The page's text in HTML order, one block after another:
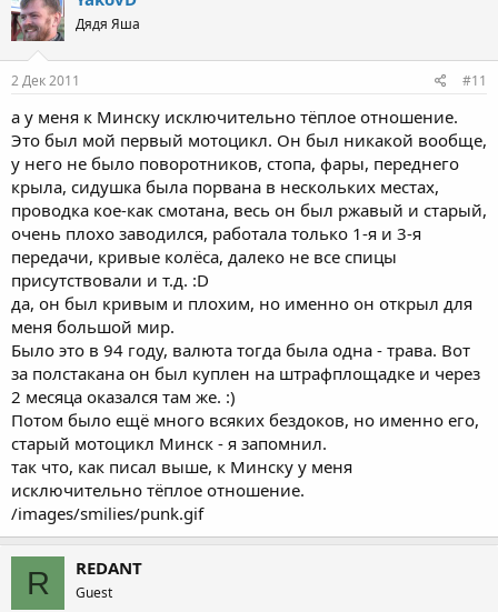
Дядя Яша
2 Дек 2011 #11
а у меня к Минску исключительно тёплое отношение.
Это был мой первый мотоцикл. Он был никакой вообще,
у него не было поворотников, стопа, фары, переднего
крыла, сидушка была порвана в нескольких местах,
проводка кое-как смотана, весь он был ржавый и старый,
очень плохо заводился, работала только 1-я и 3-я
передачи, кривые колёса, далеко не все спицы
присутствовали и т.д. :D
да, он был кривым и плохим, но именно он открыл для
меня большой мир.
Было это в 94 году, валюта тогда была одна - трава. Вот
за полстакана он был куплен на штрафплощадке и через
2 месяца оказался там же. :)
Потом было ещё много всяких бездоков, но именно его,
старый мотоцикл Минск - я запомнил.
так что, как писал выше, к Минску у меня
исключительно тёплое отношение.
/images/smilies/punk.gif
R REDANT
Guest